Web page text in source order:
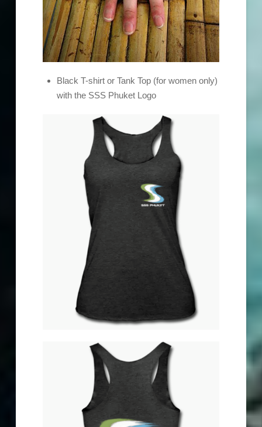
Black T-shirt or Tank Top (for women only)
with the SSS Phuket Logo